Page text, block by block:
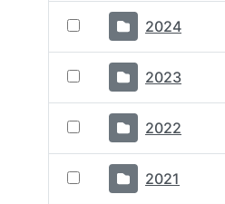
2024
2023
2022
2021